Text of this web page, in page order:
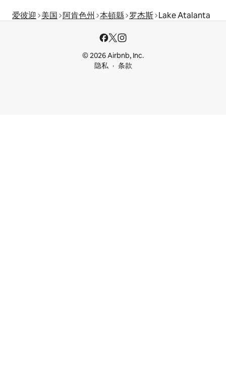
爱彼迎 美国 阿肯色州 本頓縣 罗杰斯 Lake Atalanta
© 2026 Airbnb, Inc.
隐私
条款